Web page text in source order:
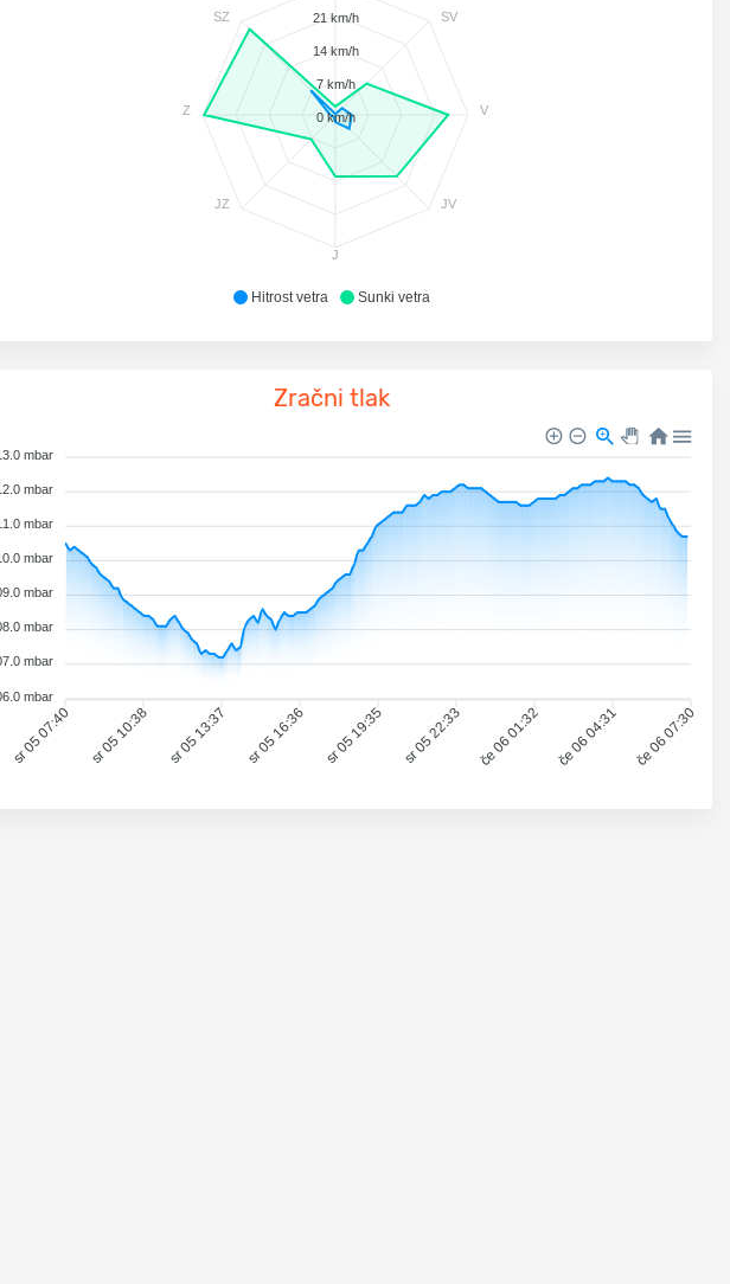
Hitrost vetra Sunki vetra
SV
V
JV
J
JZ
Z
SZ 21 km/h
14 km/h
7 km/h
0 km/h
Zračni tlak
sr 05 07:40 sr 05 10:38 sr 05 13:37 sr 05 16:36 sr 05 19:35 sr 05 22:33 če 06 01:32 če 06 04:31 če 06 07:30
mbar
mbar
mbar
mbar
mbar
mbar
mbar
mbar